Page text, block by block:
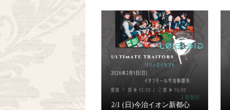
2/1 (日)今治イオン新都心